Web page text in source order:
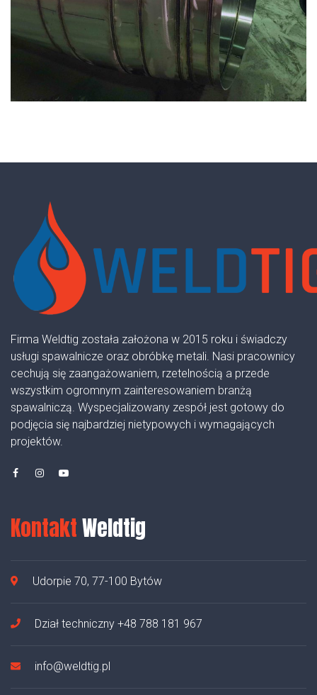
Firma Weldtig została założona w 2015 roku i świadczy
usługi spawalnicze oraz obróbkę metali. Nasi pracownicy
cechują się zaangażowaniem, rzetelnością a przede
wszystkim ogromnym zainteresowaniem branżą
spawalniczą. Wyspecjalizowany zespół jest gotowy do
podjęcia się najbardziej nietypowych i wymagających
projektów.
KontaktWeldtig
Udorpie 70, 77-100 Bytów
Dział techniczny +48 788 181 967
info@weldtig.pl